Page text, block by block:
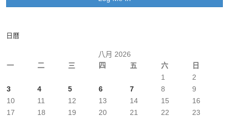
日曆
八月 2026
一
二 三 四 五 六 日
1
2
3
4 5 6 7 8
9
10
11 12 13 14 15
16
17
18 19 20 21 22
23